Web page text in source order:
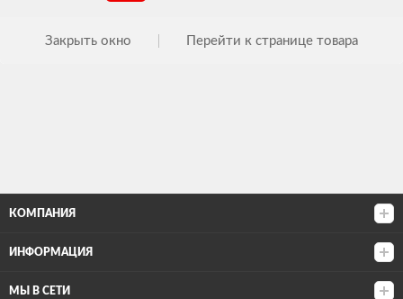
Закрыть окно Перейти к странице товара
КОМПАНИЯ
ИНФОРМАЦИЯ
МЫ В СЕТИ